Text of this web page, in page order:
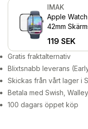
IMAK
Apple
42mm
119 SEK
Gratis fraktalternativ
Blixtsnabb leverans
Skickas från vårt lager i
Betala med Swish,
100 dagars öppet köp